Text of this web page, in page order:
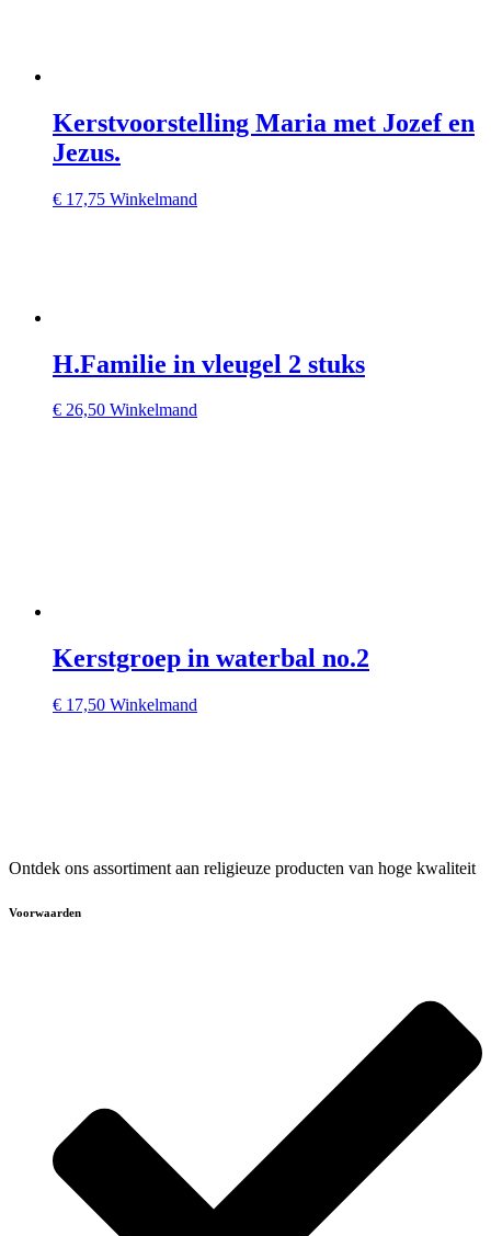
Kerstvoorstelling Maria met Jozef en
Jezus.
€ 17,75 Winkelmand
H.Familie in vleugel 2 stuks
€ 26,50 Winkelmand
Kerstgroep in waterbal no.2
€ 17,50 Winkelmand
Ontdek ons assortiment aan religieuze producten van hoge kwaliteit
Voorwaarden